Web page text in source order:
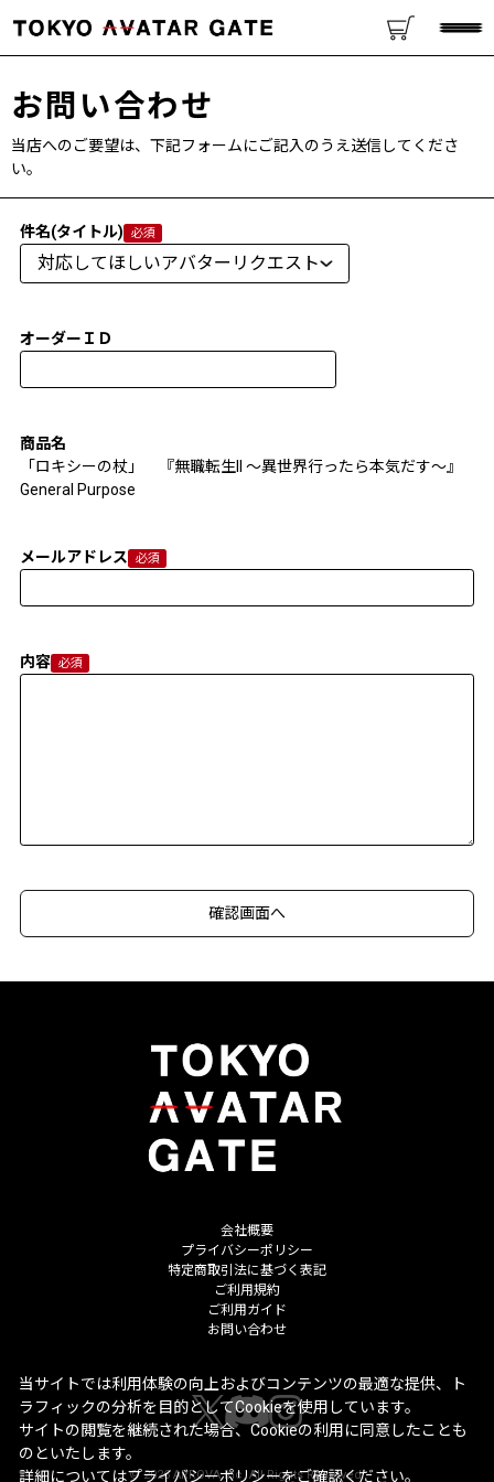
お問い合わせ
当店へのご要望は、下記フォームにご記入のうえ送信してくださ
い。
件名(タイトル)
オーダーＩＤ
商品名
「ロキシーの杖」 『無職転生II ～異世界行ったら本気だす～』
General Purpose
メールアドレス
内容
会社概要
プライバシーポリシー
特定商取引法に基づく表記
ご利用規約
ご利用ガイド
お問い合わせ
©2026ARROVA Inc. All Rights Reserved.
当サイトでは利用体験の向上およびコンテンツの最適な提供、ト
ラフィックの分析を目的としてCookieを使用しています。
サイトの閲覧を継続された場合、Cookieの利用に同意したことも
のといたします。
詳細についてはプライバシーポリシーをご確認ください。